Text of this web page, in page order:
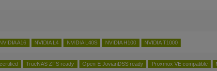
NVIDIA A16 NVIDIA L4 NVIDIA L40S NVIDIA H100 NVIDIA T1000
TrueNAS ZFS ready Open-E JovianDSS ready Proxmox VE compatible